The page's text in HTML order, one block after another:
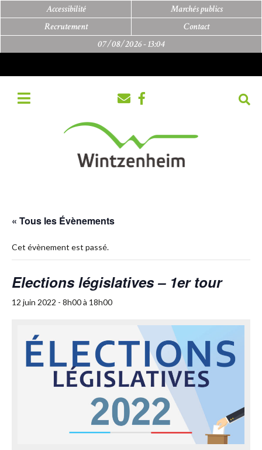
Accessibilité
Marchés publics
Recrutement
Contact
07/08/2026 -13:04
« Tous les Évènements
Cet évènement est passé.
Elections législatives – 1er tour
12 juin 2022 - 8h00à 18h00